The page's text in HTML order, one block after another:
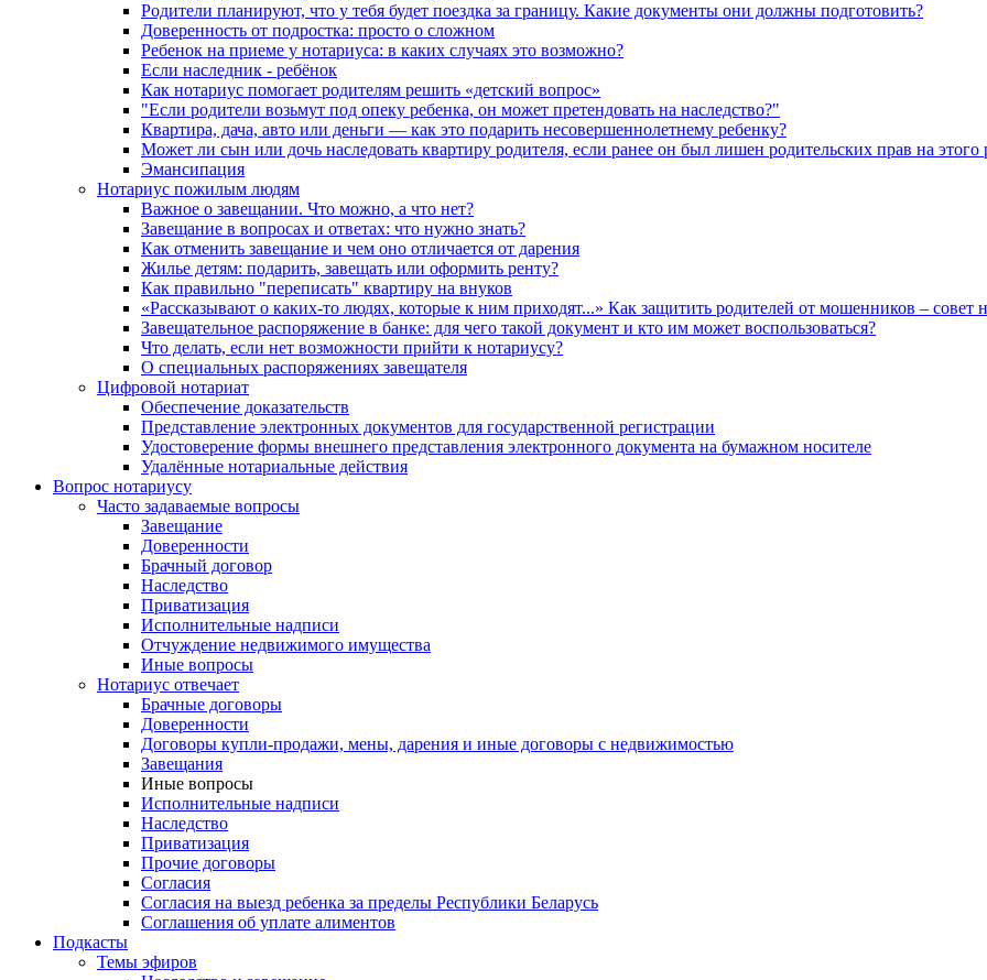
Родители планируют, что у тебя будет поездка за границу. Какие документы они должны подготовить?
Доверенность от подростка: просто о сложном
Ребенок на приеме у нотариуса: в каких случаях это возможно?
Если наследник - ребёнок
Как нотариус помогает родителям решить «детский вопрос»
"Если родители возьмут под опеку ребенка, он может претендовать на наследство?"
Квартира, дача, авто или деньги — как это подарить несовершеннолетнему ребенку?
Может ли сын или дочь наследовать квартиру родителя, если ранее он был лишен родительских прав на этого
Эмансипация
Нотариус пожилым людям
Важное о завещании. Что можно, а что нет?
Завещание в вопросах и ответах: что нужно знать?
Как отменить завещание и чем оно отличается от дарения
Жилье детям: подарить, завещать или оформить ренту?
Как правильно "переписать" квартиру на внуков
«Рассказывают о каких-то людях, которые к ним приходят...» Как защитить родителей от мошенников – совет
Завещательное распоряжение в банке: для чего такой документ и кто им может воспользоваться?
Что делать, если нет возможности прийти к нотариусу?
О специальных распоряжениях завещателя
Цифровой нотариат
Обеспечение доказательств
Представление электронных документов для государственной регистрации
Удостоверение формы внешнего представления электронного документа на бумажном носителе
Удалённые нотариальные действия
Вопрос нотариусу
Часто задаваемые вопросы
Завещание
Доверенности
Брачный договор
Наследство
Приватизация
Исполнительные надписи
Отчуждение недвижимого имущества
Иные вопросы
Нотариус отвечает
Брачные договоры
Доверенности
Договоры купли-продажи, мены, дарения и иные договоры с недвижимостью
Завещания
Иные вопросы
Исполнительные надписи
Наследство
Приватизация
Прочие договоры
Согласия
Согласия на выезд ребенка за пределы Республики Беларусь
Соглашения об уплате алиментов
Подкасты
Темы эфиров